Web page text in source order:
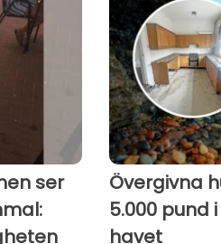
ser
Övergivna
5.000 pund
havet